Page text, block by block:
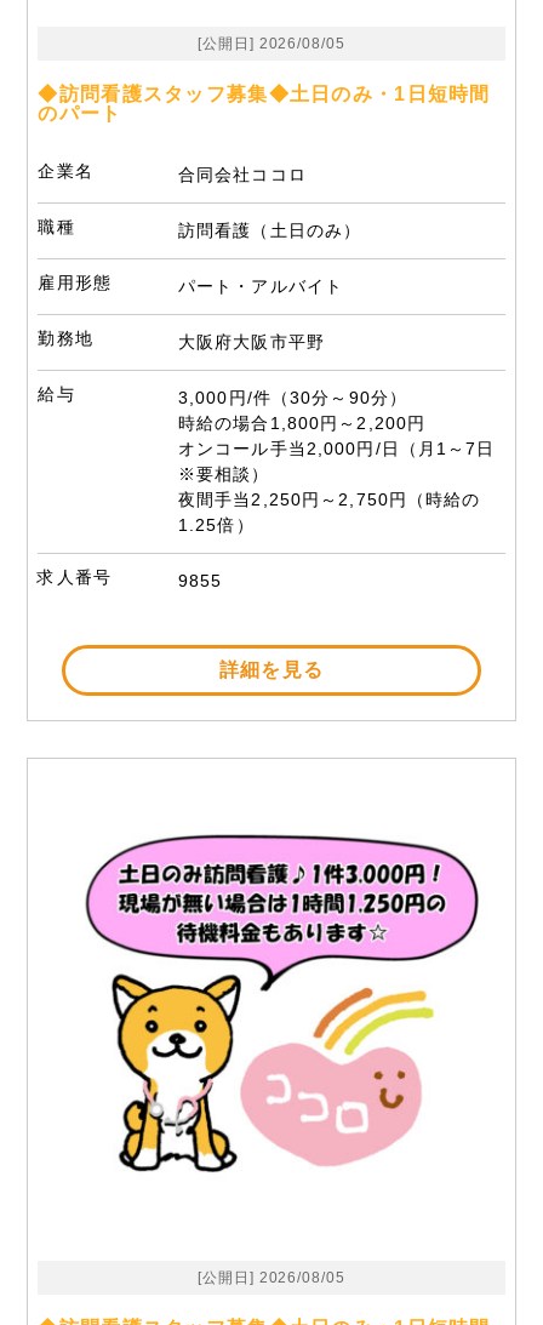
[公開日] 2026/08/05
◆訪問看護スタッフ募集◆土日のみ・1日短時間
のパート
企業名 合同会社ココロ
職種 訪問看護（土日のみ）
雇用形態 パート・アルバイト
勤務地 大阪府大阪市平野
給与
3,000円/件（30分～90分）
時給の場合1,800円～2,200円
オンコール手当2,000円/日（月1～7日
※要相談）
夜間手当2,250円～2,750円（時給の
1.25倍）
求人番号 9855
詳細を見る
[公開日] 2026/08/05